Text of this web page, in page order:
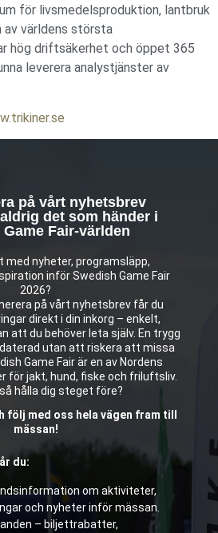
för livsmedelsproduktion, lantbruk
av världens största
hög driftsäkerhet och öppet 365
leverera analystjänster av
på vårt nyhetsbrev
det som händer i
Fair-världen
med nyheter, programsläpp,
inför Swedish Game Fair
2026?
på vårt nyhetsbrev får du
direkt i din inkorg – enkelt,
att du behöver leta själv. En trygg
utan att riskera att missa
Game Fair är en av Nordens
för jakt, hund, fiske och friluftsliv.
hålla dig steget före?
följ med oss hela vägen fram till
mässan!
du:
om aktiviteter,
och nyheter inför mässan.
– biljettrabatter,